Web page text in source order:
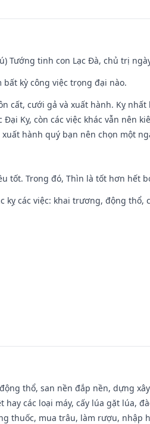
Tướng tinh con Lạc Đà, chủ trị
kỳ công việc trọng đại nào.
cất, cưới gả và xuất hành. Kỵ
Kỵ, còn các việc khác vẫn nên
hành quý bạn nên chọn một
tốt. Trong đó, Thìn là tốt hơn hết
kỵ các việc: khai trương, động thổ,
thổ, san nền đắp nền, dựng
các loại máy, cấy lúa gặt lúa,
thuốc, mua trâu, làm rượu, nhập